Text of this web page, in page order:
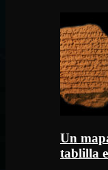
Un
tablilla